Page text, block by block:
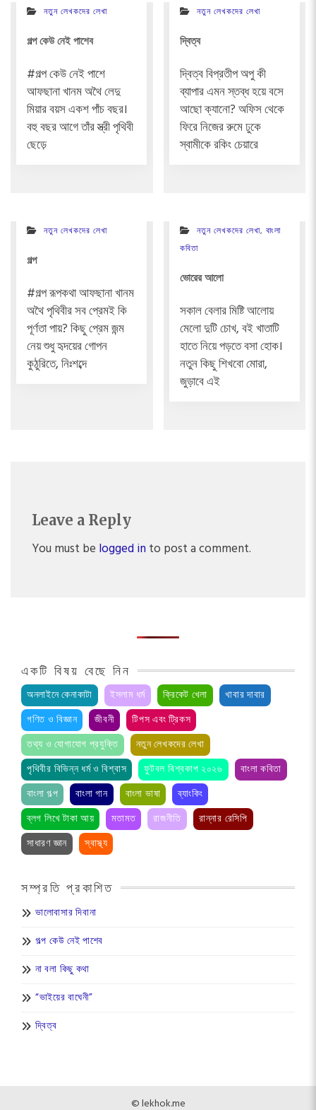
নতুন লেখকদের লেখা
গল্প কেউ নেই পাশেব
#গল্প কেউ নেই পাশে
আফছানা খানম অথৈ লেদু
মিয়ার বয়স একশ পাঁচ বছর।
বহু বছর আগে তাঁর স্ত্রী পৃথিবী
ছেড়ে
নতুন লেখকদের লেখা
দ্বিত্ব
দ্বিত্ব বিপ্রতীপ অপু কী
ব্যাপার এমন স্তব্ধ হয়ে বসে
আছো ক্যানো? অফিস থেকে
ফিরে নিজের রুমে ঢুকে
স্বামীকে রকিং চেয়ারে
নতুন লেখকদের লেখা
গল্প
#গল্প রূপকথা আফছানা খানম
অথৈ পৃথিবীর সব প্রেমই কি
পূর্ণতা পায়? কিছু প্রেম জন্ম
নেয় শুধু হৃদয়ের গোপন
কুঠুরিতে, নিঃশব্দে
নতুন লেখকদের লেখা, বাংলা
কবিতা
ভোরের আলো
সকাল বেলার মিষ্টি আলোয়
মেলো দুটি চোখ, বই খাতাটি
হাতে নিয়ে পড়তে বসা হোক।
নতুন কিছু শিখবো মোরা,
জুড়াবে এই
Leave a Reply
You must be logged in to post a comment.
একটি বিষয় বেছে নিন
অনলাইনে কেনাকাটা
ইসলাম ধর্ম ক্রিকেট খেলা
খাবার দাবার
গণিত ও বিজ্ঞান
জীবনী
টিপস এবং ট্রিকস
তথ্য ও যোগাযোগ প্রযুক্তি
নতুন লেখকদের লেখা
পৃথিবীর বিভিন্ন ধর্ম ও বিশ্বাস
ফুটবল বিশ্বকাপ ২০২৬
বাংলা কবিতা
বাংলা গল্প
বাংলা গান বাংলা ভাষা
ব্যাংকিং
ব্লগ লিখে টাকা আয়
মতামত রাজনীতি
রান্নার রেসিপি
সাধারণ জ্ঞান
স্বাস্থ্য
সম্প্রতি প্রকাশিত
ভালোবাসার দিবানা
গল্প কেউ নেই পাশেব
না বলা কিছু কথা
“ভাইয়ের বাঘেনী”
দ্বিত্ব
© lekhok.me